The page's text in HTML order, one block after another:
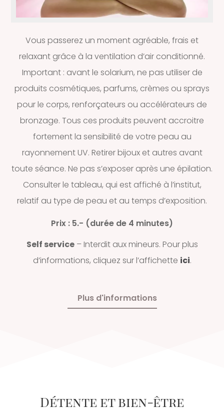
Vous passerez un moment agréable, frais et
relaxant grâce à la ventilation d’air conditionné.
Important : avant le solarium, ne pas utiliser de
produits cosmétiques, parfums, crèmes ou sprays
pour le corps, renforçateurs ou accélérateurs de
bronzage. Tous ces produits peuvent accroitre
fortement la sensibilité de votre peau au
rayonnement UV. Retirer bijoux et autres avant
toute séance. Ne pas s’exposer après une épilation.
Consulter le tableau, qui est affiché à l’institut,
relatif au type de peau et au temps d’exposition.
Prix : 5.- (durée de 4 minutes)
Self service– Interdit aux mineurs. Pour plus
d’informations, cliquez sur l’affichette ici.
Plus d'informations
Détente et bien-être